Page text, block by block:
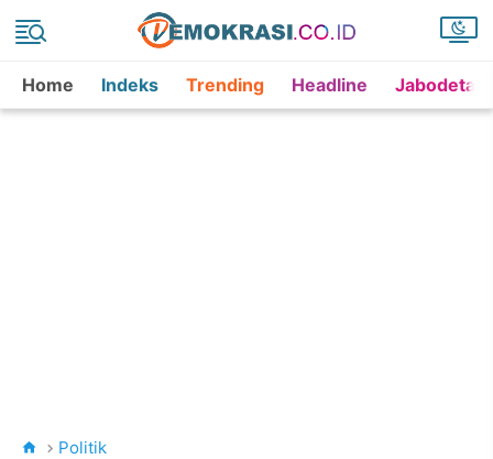
Home Indeks Trending Headline
Politik